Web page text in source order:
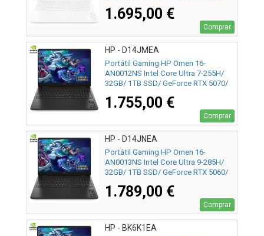
1.695,00 €
Comprar
HP - D14JMEA
Portátil Gaming HP Omen 16-
AN0012NS Intel Core Ultra 7-255H/
32GB/ 1TB SSD/ GeForce RTX 5070/
1.755,00 €
Comprar
HP - D14JNEA
Portátil Gaming HP Omen 16-
AN0013NS Intel Core Ultra 9-285H/
32GB/ 1TB SSD/ GeForce RTX 5060/
1.789,00 €
Comprar
HP - BK6K1EA